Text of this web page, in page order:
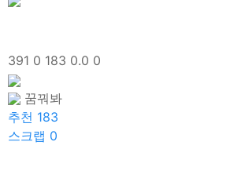
391 0 183 0.0 0
꿈꿔봐
추천 183
스크랩 0